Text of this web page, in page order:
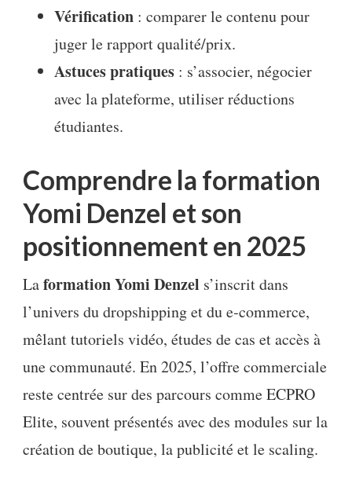
Vérification : comparer le contenu pour
juger le rapport qualité/prix.
Astuces pratiques : s’associer, négocier
avec la plateforme, utiliser réductions
étudiantes.
Comprendre la formation
Yomi Denzel et son
positionnement en 2025
Laformation Yomi Denzel s’inscrit dans
l’univers du dropshipping et du e‑commerce,
mêlant tutoriels vidéo, études de cas et accès à
une communauté. En 2025, l’offre commerciale
reste centrée sur des parcours comme ECPRO
Elite, souvent présentés avec des modules sur la
création de boutique, la publicité et le scaling.